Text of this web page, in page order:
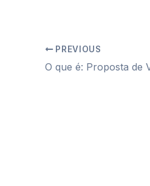
PREVIOUS
O que é: Proposta de